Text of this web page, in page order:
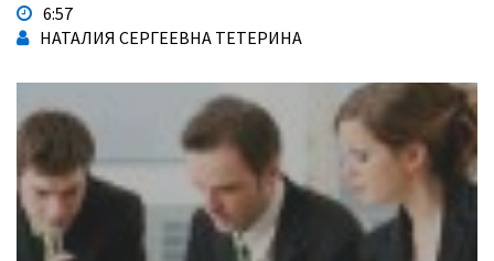
6:57
НАТАЛИЯ СЕРГЕЕВНА ТЕТЕРИНА